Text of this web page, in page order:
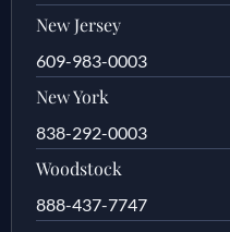
New Jersey
609-983-0003
New York
838-292-0003
Woodstock
888-437-7747